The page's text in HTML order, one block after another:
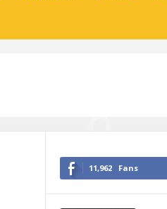
11,962 Fans